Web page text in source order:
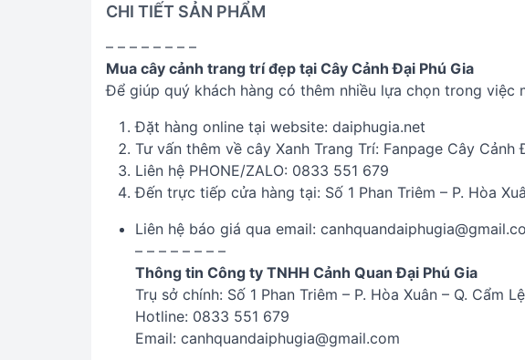
CHI TIẾT SẢN PHẨM
– – – – – – – –
Mua cây cảnh trang trí đẹp tại Cây Cảnh Đại Phú Gia
Để giúp quý khách hàng có thêm nhiều lựa chọn trong việc
Đặt hàng online tại website: daiphugia.net
Tư vấn thêm về cây Xanh Trang Trí: Fanpage Cây Cảnh
Liên hệ PHONE/ZALO: 0833 551 679
Đến trực tiếp cửa hàng tại: Số 1 Phan Triêm – P. Hòa
Liên hệ báo giá qua email:
– – – – – – – –
Thông tin Công ty TNHH Cảnh Quan Đại Phú Gia
Trụ sở chính: Số 1 Phan Triêm – P. Hòa Xuân – Q. Cẩm
Hotline: 0833 551 679
Email: canhquandaiphugia@gmail.com